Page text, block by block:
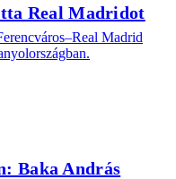
Real Madridot
Madrid
Baka András